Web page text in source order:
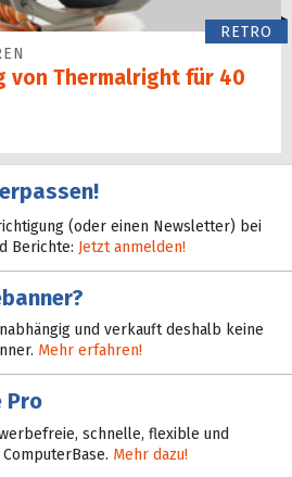
RETRO
von Thermalright für 40
(oder einen Newsletter) bei
Berichte: Jetzt anmelden!
und verkauft deshalb keine
Mehr erfahren!
Pro
schnelle, flexible und
Mehr dazu!